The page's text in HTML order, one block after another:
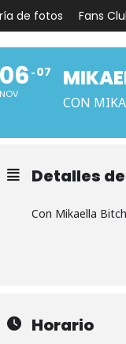
de fotos Fans
06
NOV
07
CON
Detalles
Con Mikaella
Horario